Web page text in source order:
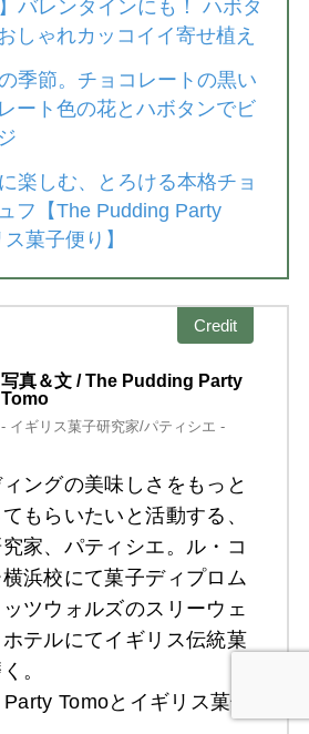
バレンタインにも！ ハボタ
しゃれカッコイイ寄せ植え
季節。チョコレートの黒い
ート色の花とハボタンでビ
楽しむ、とろける本格チョ
フ【The Pudding Party
ス菓子便り】
Credit
写真＆文 / The Pudding Party
Tomo
- イギリス菓子研究家/パティシエ -
ングの美味しさをもっと
もらいたいと活動する、
家、パティシエ。ル・コ
浜校にて菓子ディプロム
ツウォルズのスリーウェ
テルにてイギリス伝統菓
。
Tomoとイギリス菓子